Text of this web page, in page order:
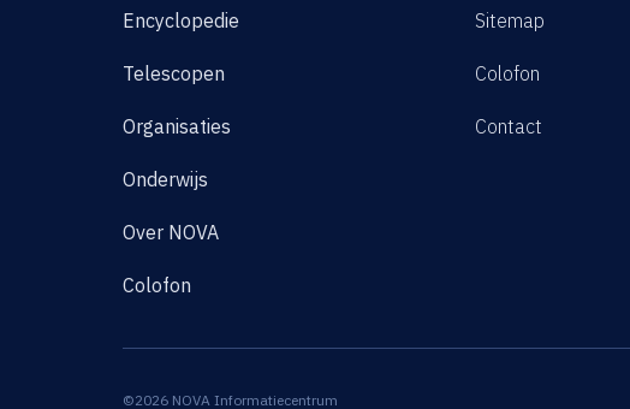
Encyclopedie
Telescopen
Organisaties
Onderwijs
Over NOVA
Colofon
Sitemap
Colofon
Contact
©2026 NOVA Informatiecentrum